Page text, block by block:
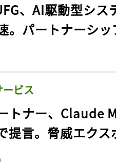
、AI駆動型シ
。パートナーシ
ビス
トナー、Claude
提言。脅威エク